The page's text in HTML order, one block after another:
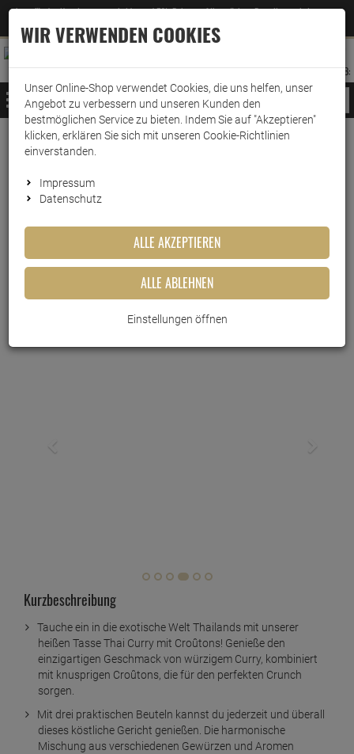
Jetzt für den Newsletter entscheiden und 5% Rabatt auf Ihre nächste Bestellung erhalten
–Zum Newsletter
ANMELDEN
AUFKLAPPEN
MERKZETTEL
WARENKORB:
MENÜ
Weiter einkaufen www.wark24.de Lebensmittel Fertiggerichte
Heisse Tasse Thai Curry 3x19,2g
Heisse Tasse Thai Curry
3x19,2g
Artikel-Nummer:10017400
Kurzbeschreibung
Tauche ein in die exotische Welt Thailands mit unserer
heißen Tasse Thai Curry mit Croûtons! Genieße den
einzigartigen Geschmack von würzigem Curry, kombiniert
mit knusprigen Croûtons, die für den perfekten Crunch
sorgen.
Mit drei praktischen Beuteln kannst du jederzeit und überall
dieses köstliche Gericht genießen. Die harmonische
Mischung aus verschiedenen Gewürzen und Aromen
WIR VERWENDEN COOKIES
Unser Online-Shop verwendet Cookies, die uns helfen, unser
Angebot zu verbessern und unseren Kunden den
bestmöglichen Service zu bieten. Indem Sie auf "Akzeptieren"
klicken, erklären Sie sich mit unseren Cookie-Richtlinien
einverstanden.
Impressum
Datenschutz
ALLE AKZEPTIEREN
ALLE ABLEHNEN
Einstellungen öffnen